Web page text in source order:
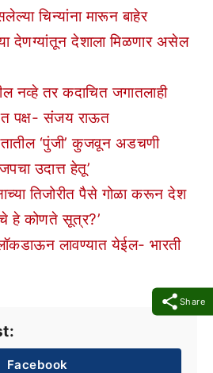
Share
चिन्यांना मारून बाहेर
देणग्यांतून देशाला मिळणार असेल
नव्हे तर कदाचित जगातलाही
पक्ष- संजय राऊत
‘पुंजी’ कुजवून अडचणी
उदात्त हेतू’
तिजोरीत पैसे गोळा करून देश
हे कोणते सूत्र?’
लावण्यात येईल- भारती
Facebook